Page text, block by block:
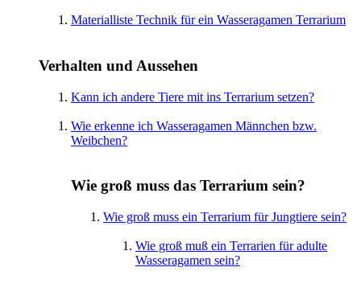
Materialliste Technik für ein Wasseragamen Terrarium
Verhalten und Aussehen
Kann ich andere Tiere mit ins Terrarium setzen?
Wie erkenne ich Wasseragamen Männchen bzw.
Weibchen?
Wie groß muss das Terrarium sein?
Wie groß muss ein Terrarium für Jungtiere sein?
Wie groß muß ein Terrarien für adulte
Wasseragamen sein?